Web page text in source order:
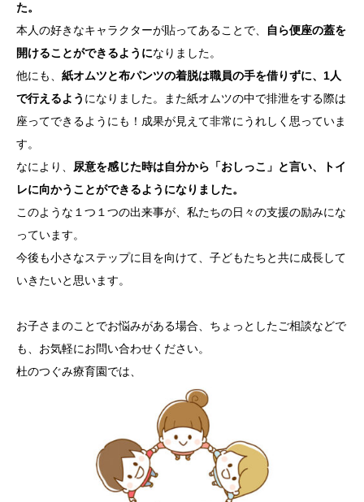
た。
本人の好きなキャラクターが貼ってあることで、
自ら便座の蓋を
開けることができるようになりました。
他にも、 紙オムツと布パンツの着脱は職員の手を借りずに、1人
で行えるよう になりました。また紙オムツの中で排泄をする際は
座ってできるようにも！成果が見えて非常にうれしく思っていま
す。
なにより、
尿意を感じた時は自分から「おしっこ」と言い、トイ
レに向かうことができるようになりました。
このような１つ１つの出来事が、私たちの日々の支援の励みにな
っています。
今後も小さなステップに目を向けて、子どもたちと共に成長して
いきたいと思います。
お子さまのことでお悩みがある場合、ちょっとしたご相談などで
も、お気軽にお問い合わせください。
杜のつぐみ療育園では、